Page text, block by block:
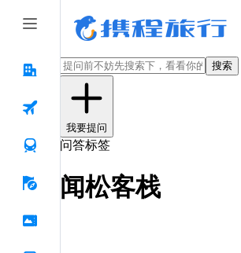
搜索
我要提问
问答标签
闻松客栈